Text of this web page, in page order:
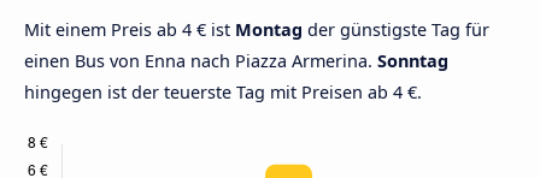
Mit einem Preis ab 4 € ist Montag der günstigste Tag für
einen Bus von Enna nach Piazza Armerina. Sonntag
hingegen ist der teuerste Tag mit Preisen ab 4 €.